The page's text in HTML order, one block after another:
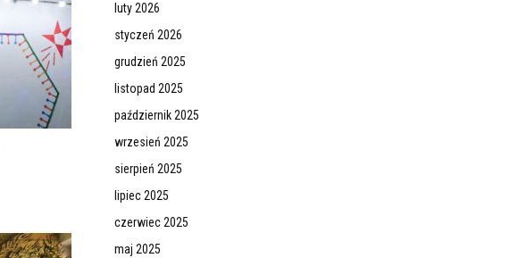
luty 2026
styczeń 2026
grudzień 2025
listopad 2025
październik 2025
wrzesień 2025
sierpień 2025
lipiec 2025
czerwiec 2025
maj 2025